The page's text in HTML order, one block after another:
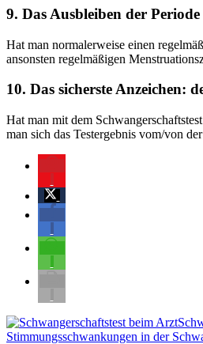
9. Das Ausbleiben der Periode
Hat man normalerweise einen
ansonsten regelmäßigen
10. Das sicherste Anzeichen:
Hat man mit dem
man sich das Testergebnis vom/von
Vorheriger
Beitrag:
Nächster
Stimmungsschwankungen in der